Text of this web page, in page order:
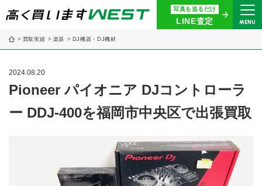
写真を送るだけ
LINE査定 MENU
まずはお気軽にお問い合わせ・
査定をご依頼ください
買取専用ダイヤル
24時間365日受付
買取に関する質問や相談もすぐにできて便利
簡単操作！LINE査定
買取実績 楽器 DJ機器・DJ機材
2024.08.20
Pioneer パイオニア DJコントローラ
ー DDJ-400を福岡市中央区で出張買取